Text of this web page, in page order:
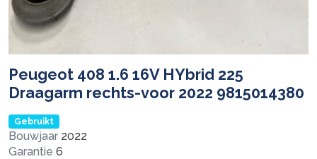
Peugeot 408 1.6 16V HYbrid 225
Draagarm rechts-voor 2022 9815014380
Gebruikt
Bouwjaar 2022
Garantie 6